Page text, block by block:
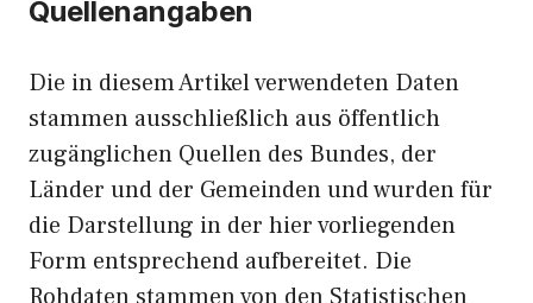
Quellenangaben
Die in diesem Artikel verwendeten Daten
stammen ausschließlich aus öffentlich
zugänglichen Quellen des Bundes, der
Länder und der Gemeinden und wurden für
die Darstellung in der hier vorliegenden
Form entsprechend aufbereitet. Die